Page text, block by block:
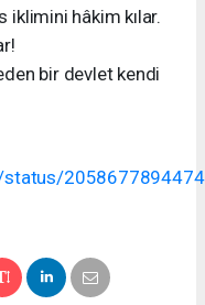
iklimini hâkim kılar.
bir devlet kendi